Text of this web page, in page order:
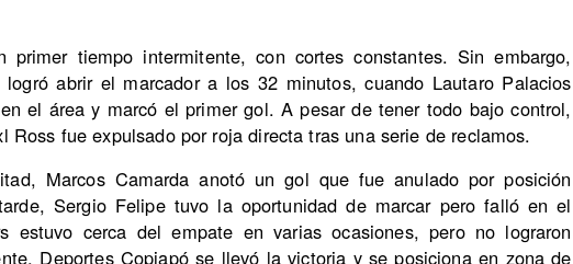
primer tiempo intermitente, con cortes constantes. Sin embargo,
logró abrir el marcador a los 32 minutos, cuando Lautaro Palacios
el área y marcó el primer gol. A pesar de tener todo bajo control,
Ross fue expulsado por roja directa tras una serie de reclamos.
Marcos Camarda anotó un gol que fue anulado por posición
Sergio Felipe tuvo la oportunidad de marcar pero falló en el
estuvo cerca del empate en varias ocasiones, pero no lograron
Deportes Copiapó se llevó la victoria y se posiciona en zona de